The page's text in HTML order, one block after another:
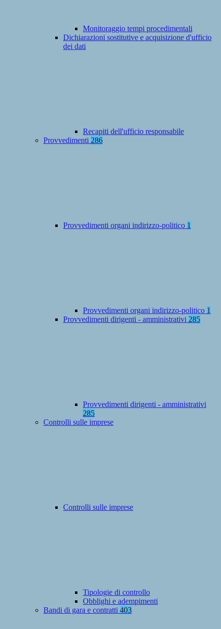
Monitoraggio tempi procedimentali
Dichiarazioni sostitutive e acquisizione d'ufficio
dei dati
Recapiti dell'ufficio responsabile
Provvedimenti 286
Provvedimenti organi indirizzo-politico 1
Provvedimenti organi indirizzo-politico 1
Provvedimenti dirigenti - amministrativi 285
Provvedimenti dirigenti - amministrativi
285
Controlli sulle imprese
Controlli sulle imprese
Tipologie di controllo
Obblighi e adempimenti
Bandi di gara e contratti 403